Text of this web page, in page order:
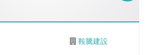
鞍騰建設